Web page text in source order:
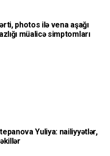
photos ilə vena aşağı
müalicə simptomları
Yuliya: nailiyyətlər,